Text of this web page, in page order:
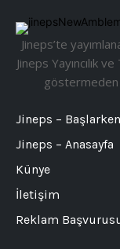
Jineps’te
Jineps Yayıncılık
göstermeden
Jineps – Başlarken
Jineps – Anasayfa
Künye
İletişim
Reklam